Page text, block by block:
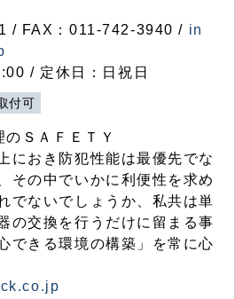
/ FAX：011-742-3940 / in
/ 定休日：日祝日
付可
ＳＡＦＥＴＹ
におき防犯性能は最優先でな
その中でいかに利便性を求め
でないでしょうか、私共は単
の交換を行うだけに留まる事
できる環境の構築」を常に心